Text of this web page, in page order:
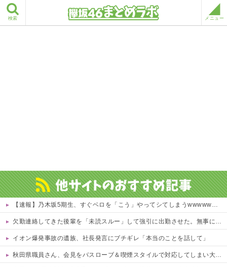
検索 メニュー
【速報】乃木坂5期生、すぐベロを「こう」やってシてしまうwwwwww 他
欠勤連絡してきた後輩を「未読スルー」して強引に出勤させた。無事に終わった夜、後輩から届いた「意味深なLINE」の内容に血の気が引いた話←完全に未読スルー見抜かれてて草
イオン爆発事故の遺族、社長発言にブチギレ「本当のことを話して」
秋田県職員さん、会見をバスローブ＆喫煙スタイルで対応してしまい大炎上ｗ